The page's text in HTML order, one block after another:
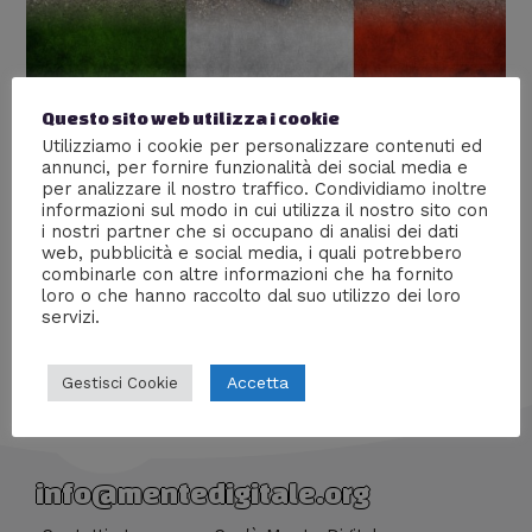
Fucile Beretta AR 70/90
Lascia un commento /Storia/ Di Giovanni Lombardi
Scopriamo insieme uno dei fucili più amati in Italia: l’AR
70/90
info@mentedigitale.org
Questo sito web utilizza i cookie
Utilizziamo i cookie per personalizzare contenuti ed
annunci, per fornire funzionalità dei social media e
per analizzare il nostro traffico. Condividiamo inoltre
informazioni sul modo in cui utilizza il nostro sito con
i nostri partner che si occupano di analisi dei dati
web, pubblicità e social media, i quali potrebbero
combinarle con altre informazioni che ha fornito
loro o che hanno raccolto dal suo utilizzo dei loro
servizi.
Gestisci Cookie Accetta